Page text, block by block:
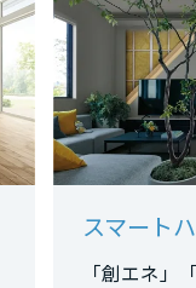
スマート
「創エネ」